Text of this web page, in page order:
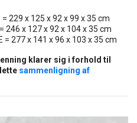
229 x 125 x 92 x 99 x 35 cm
246 x 127 x 92 x 104 x 35 cm
= 277 x 141 x 96 x 103 x 35 cm
klarer sig i forhold til
sammenligning af